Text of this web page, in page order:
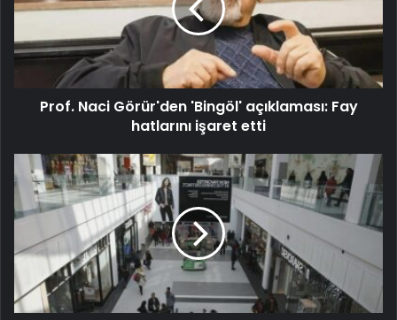
Prof. Naci Görür'den 'Bingöl' açıklaması: Fay
hatlarını işaret etti